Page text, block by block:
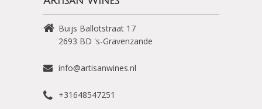
Buijs Ballotstraat 17
2693 BD 's-Gravenzande
info@artisanwines.nl
+31648547251